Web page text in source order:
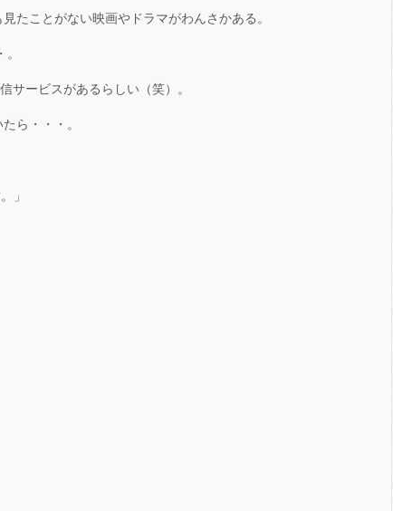
たことがない映画やドラマがわんさかある。
サービスがあるらしい（笑）。
ら・・・。
」